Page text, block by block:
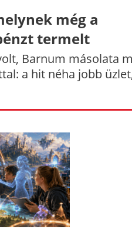
még a
termelt
Barnum másolata
a hit néha jobb